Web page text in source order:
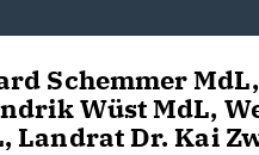
Schemmer
Wüst MdL,
Landrat Dr. Kai